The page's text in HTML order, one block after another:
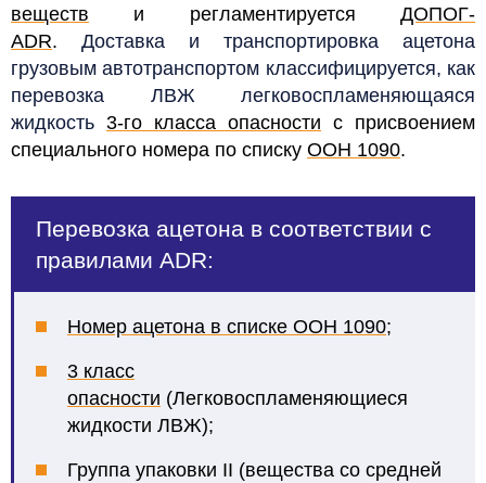
веществ и регламентируется ДОПОГ-
ADR. Доставка и транспортировка ацетона
грузовым автотранспортом классифицируется, как
перевозка ЛВЖ легковоспламеняющаяся
жидкость 3-го класса опасности с присвоением
специального номера по списку ООН 1090.
Перевозка ацетона в соответствии с
правилами ADR:
Номер ацетона в списке ООН 1090;
3 класс
опасности (Легковоспламеняющиеся
жидкости ЛВЖ);
Группа упаковки II (вещества со средней